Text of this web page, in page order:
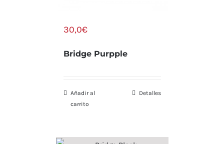
30,0€
Bridge Purpple
Añadir al
carrito
Detalles